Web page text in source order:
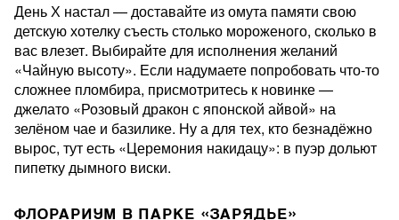
День Х настал — доставайте из омута памяти свою
детскую хотелку съесть столько мороженого, сколько в
вас влезет. Выбирайте для исполнения желаний
«Чайную высоту». Если надумаете попробовать что-то
сложнее пломбира, присмотритесь к новинке —
джелато «Розовый дракон с японской айвой» на
зелёном чае и базилике. Ну а для тех, кто безнадёжно
вырос, тут есть «Церемония накидацу»: в пуэр дольют
пипетку дымного виски.
ФЛОРАРИУМ В ПАРКЕ «ЗАРЯДЬЕ»